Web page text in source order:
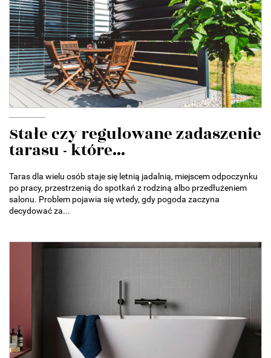
Stałe czy regulowane zadaszenie
tarasu - które...
Taras dla wielu osób staje się letnią jadalnią, miejscem odpoczynku
po pracy, przestrzenią do spotkań z rodziną albo przedłużeniem
salonu. Problem pojawia się wtedy, gdy pogoda zaczyna
decydować za...